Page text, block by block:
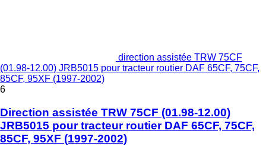
direction assistée TRW 75CF
(01.98-12.00) JRB5015 pour tracteur routier DAF 65CF, 75CF,
85CF, 95XF (1997-2002)
6
Direction assistée TRW 75CF (01.98-12.00)
JRB5015 pour tracteur routier DAF 65CF, 75CF,
85CF, 95XF (1997-2002)